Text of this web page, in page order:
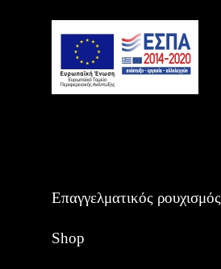
Επαγγελματικός ρουχισμός
Shop